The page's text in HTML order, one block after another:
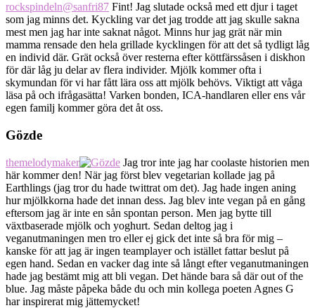
rockspindeln@sanfri87 Fint! Jag slutade också med ett djur i taget
som jag minns det. Kyckling var det jag trodde att jag skulle sakna
mest men jag har inte saknat något. Minns hur jag grät när min
mamma rensade den hela grillade kycklingen för att det så tydligt låg
en individ där. Grät också över resterna efter köttfärssåsen i diskhon
för där låg ju delar av flera individer. Mjölk kommer ofta i
skymundan för vi har fått lära oss att mjölk behövs. Viktigt att våga
läsa på och ifrågasätta! Varken bonden, ICA-handlaren eller ens vår
egen familj kommer göra det åt oss.
Gözde
themelodymaker
Jag tror inte jag har coolaste historien men
här kommer den! När jag först blev vegetarian kollade jag på
Earthlings (jag tror du hade twittrat om det). Jag hade ingen aning
hur mjölkkorna hade det innan dess. Jag blev inte vegan på en gång
eftersom jag är inte en sån spontan person. Men jag bytte till
växtbaserade mjölk och yoghurt. Sedan deltog jag i
veganutmaningen men tro eller ej gick det inte så bra för mig –
kanske för att jag är ingen teamplayer och istället fattar beslut på
egen hand. Sedan en vacker dag inte så långt efter veganutmaningen
hade jag bestämt mig att bli vegan. Det hände bara så där out of the
blue. Jag måste påpeka både du och min kollega poeten Agnes G
har inspirerat mig jättemycket!